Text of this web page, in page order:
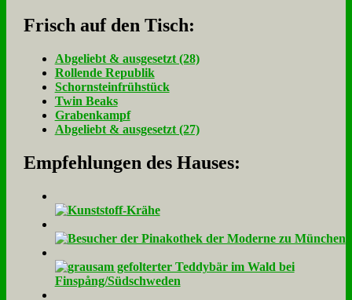
Frisch auf den Tisch:
Ab­ge­liebt & aus­ge­setzt (28)
Rol­len­de Re­pu­blik
Schorn­stein­früh­stück
Twin Beaks
Gra­ben­kampf
Ab­ge­liebt & aus­ge­setzt (27)
Empfehlungen des Hauses: